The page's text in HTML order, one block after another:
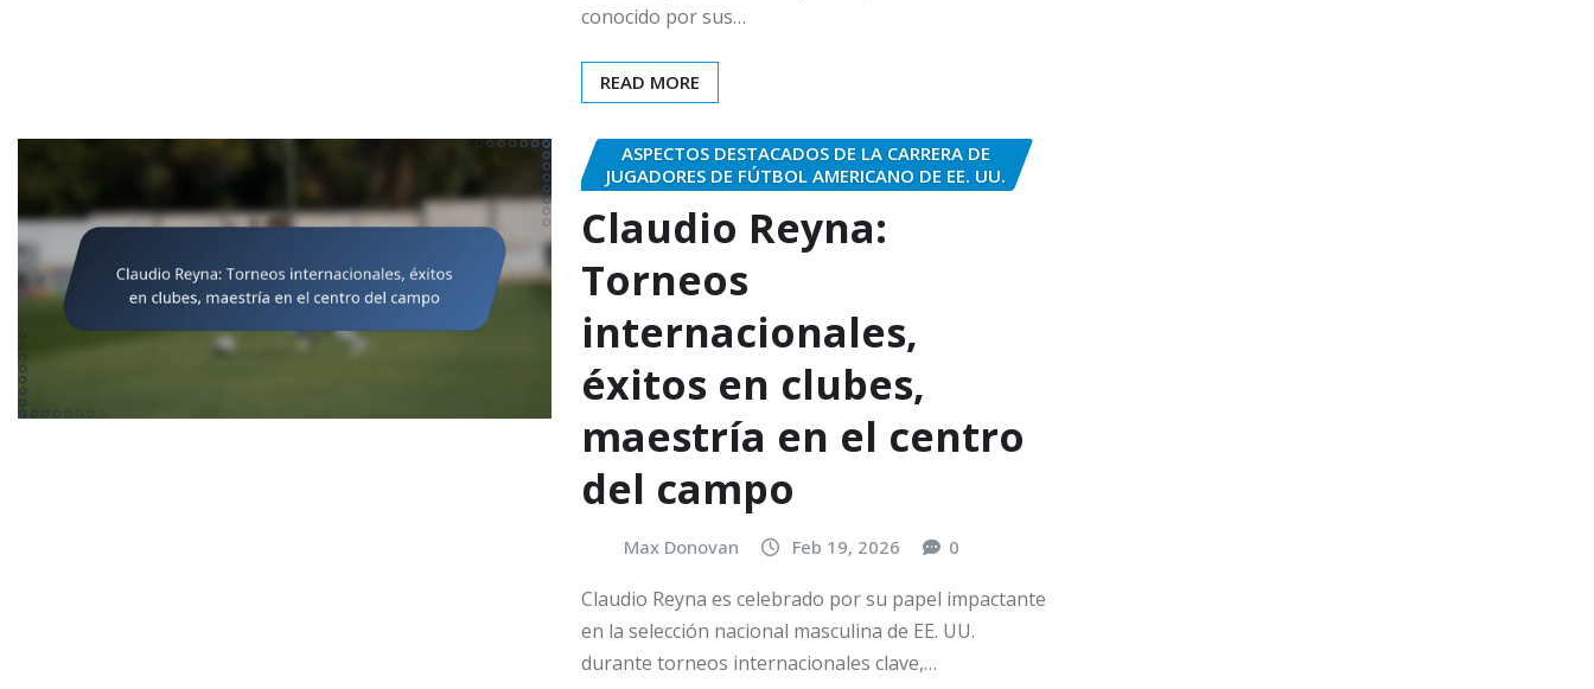
conocido por sus…
READ MORE
ASPECTOS DESTACADOS DE LA CARRERA DE
JUGADORES DE FÚTBOL AMERICANO DE EE. UU.
Claudio Reyna:
Torneos
internacionales,
éxitos en clubes,
maestría en el centro
del campo
Max Donovan Feb 19, 2026 0
Claudio Reyna es celebrado por su papel impactante
en la selección nacional masculina de EE. UU.
durante torneos internacionales clave,…